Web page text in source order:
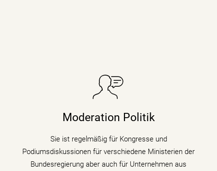
Moderation Politik
Sie ist regelmäßig für Kongresse und
Podiumsdiskussionen für verschiedene Ministerien der
Bundesregierung aber auch für Unternehmen aus
Sie taucht in Podiumsdiskussionen, Symposien und
Moderatorin die digitale Transformation indem sie den
mehr erfahren